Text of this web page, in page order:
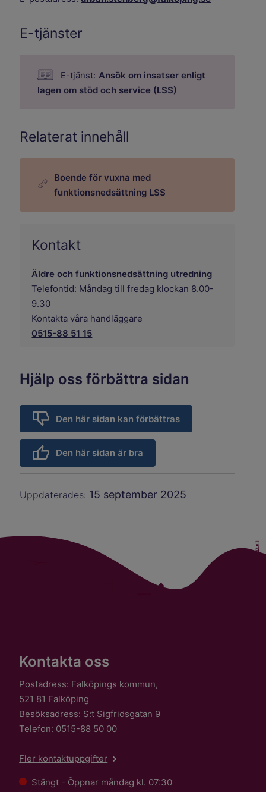
E-tjänster
E-tjänst: Ansök om insatser enligt
lagen om stöd och service (LSS)
Relaterat innehåll
Boende för vuxna med
funktionsnedsättning LSS
Kontakt
Äldre och funktionsnedsättning utredning
Telefontid: Måndag till fredag klockan 8.00-
9.30
Kontakta våra handläggare
0515-88 51 15
Hjälp oss förbättra sidan
Den här sidan kan förbättras
Den här sidan är bra
Uppdaterades: 15 september 2025
Kontakta oss
Postadress: Falköpings kommun,
521 81 Falköping
Besöksadress: S:t Sigfridsgatan 9
Telefon: 0515-88 50 00
Fler kontaktuppgifter
Stängt - Öppnar måndag kl. 07:30